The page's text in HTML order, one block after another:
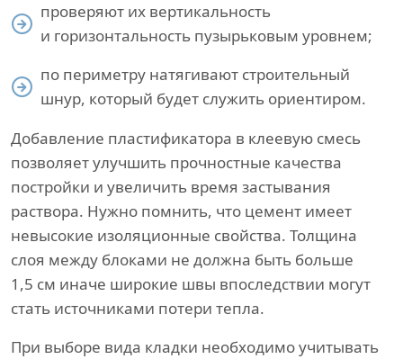
проверяют их вертикальность
и горизонтальность пузырьковым уровнем;
по периметру натягивают строительный
шнур, который будет служить ориентиром.
Добавление пластификатора в клеевую смесь
позволяет улучшить прочностные качества
постройки и увеличить время застывания
раствора. Нужно помнить, что цемент имеет
невысокие изоляционные свойства. Толщина
слоя между блоками не должна быть больше
1,5 см иначе широкие швы впоследствии могут
стать источниками потери тепла.
При выборе вида кладки необходимо учитывать